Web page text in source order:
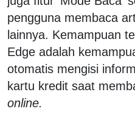
pengguna membaca
lainnya. Kemampuan
Edge adalah
otomatis mengisi
kartu kredit saat
online.